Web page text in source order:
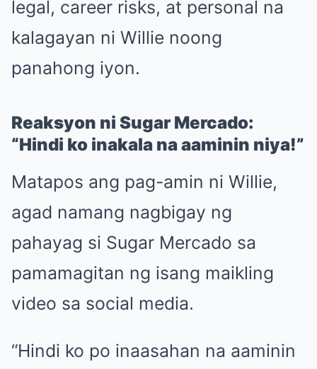
legal, career risks, at personal na
kalagayan ni Willie noong
panahong iyon.
Reaksyon ni Sugar Mercado:
“Hindi ko inakala na aaminin niya!”
Matapos ang pag-amin ni Willie,
agad namang nagbigay ng
pahayag si Sugar Mercado sa
pamamagitan ng isang maikling
video sa social media.
“Hindi ko po inaasahan na aaminin